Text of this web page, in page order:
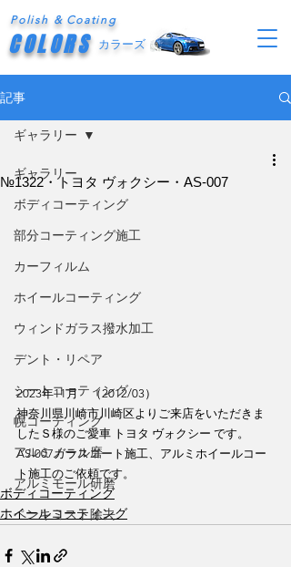
Polish & Coating
COLORS カラーズ
記事
ギャラリー
ボディコーティング
部分コーティング施工
カーフィルム
ホイールコーティング
ウィンドガラス撥水加工
デント・リペア
シートコーティング
幌コーティング
アルミノール磨
アルミモール研磨
ペンキミスト除去
ギャラリー
№1322・トヨタ ヴォクシー・AS-007
2023年11月　（2012/03）
神奈川県川崎市川崎区よりご来店をいただきま
したＳ様のご愛車 トヨタ ヴォクシー です。
AS-007ガラスコート施工、アルミホイールコー
ト施工のご依頼です。
ボディコーティング
ホイールコーティング